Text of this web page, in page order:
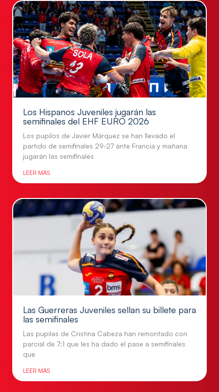
Los Hispanos Juveniles jugarán las
semifinales del EHF EURO 2026
Los pupilos de Javier Márquez se han llevado el
partido de semifinales 29-27 ante Francia y mañana
jugarán las semifinales
LEER MÁS
Las Guerreras Juveniles sellan su billete para
las semifinales
Las pupilas de Cristina Cabeza han remontado con
parcial de 7:1 que les ha dado el pase a semifinales
que
LEER MÁS